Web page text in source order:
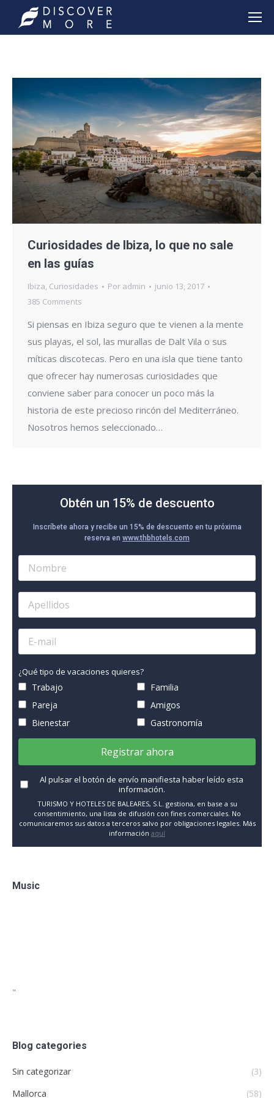
Curiosidades de Ibiza, lo que no sale
en las guías
Ibiza, Curiosidades Por admin
junio 13, 2017
385 Comments
Si piensas en Ibiza seguro que te vienen a la mente
sus playas, el sol, las murallas de Dalt Vila o sus
míticas discotecas. Pero en una isla que tiene tanto
que ofrecer hay numerosas curiosidades que
conviene saber para conocer un poco más la
historia de este precioso rincón del Mediterráneo.
Nosotros hemos seleccionado…
Obtén un 15% de descuento
Inscríbete ahora y recibe un 15% de descuento en tu próxima
reserva en www.thbhotels.com
¿Qué tipo de vacaciones quieres?
Trabajo
Familia
Pareja
Amigos
Bienestar
Gastronomía
Registrar ahora
Al pulsar el botón de envío manifiesta haber leído esta
información.
TURISMO Y HOTELES DE BALEARES, S.L. gestiona, en base a su
consentimiento, una lista de difusión con fines comerciales. No
comunicaremos sus datos a terceros salvo por obligaciones legales. Más
información aquí
Music
"
Blog categories
Sin categorizar
(3)
Mallorca
(58)